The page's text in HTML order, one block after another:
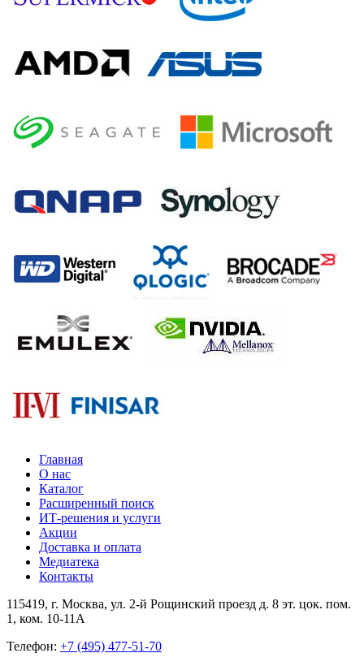
Главная
О нас
Каталог
Расширенный поиск
ИТ-решения и услуги
Акции
Доставка и оплата
Медиатека
Контакты
115419, г. Москва, ул. 2-й Рощинский проезд д. 8 эт. цок. пом.
1, ком. 10-11А
Телефон: +7 (495) 477-51-70